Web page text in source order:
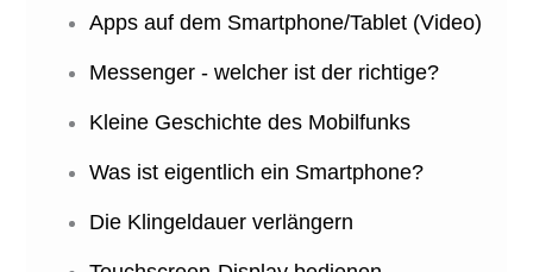
Apps auf dem Smartphone/Tablet (Video)
Messenger - welcher ist der richtige?
Kleine Geschichte des Mobilfunks
Was ist eigentlich ein Smartphone?
Die Klingeldauer verlängern